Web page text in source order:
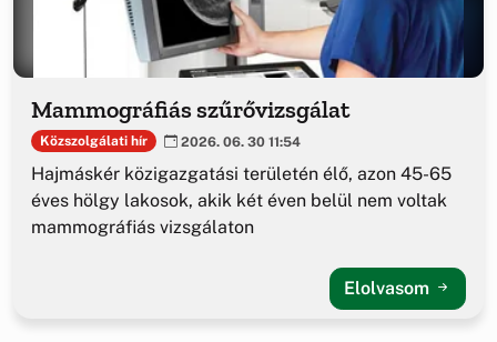
Mammográfiás szűrővizsgálat
Közszolgálati hír 2026. 06. 30 11:54
Hajmáskér közigazgatási területén élő, azon 45-65
éves hölgy lakosok, akik két éven belül nem voltak
mammográfiás vizsgálaton
Elolvasom